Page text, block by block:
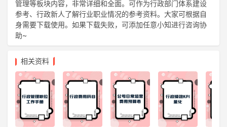
登录
注册
管理等板块内容，非常详细和全面。可作为行政部门体系建设
参考、行政新人了解行业职业情况的参考资料。大家可根据自
身需要下载使用。如果下载失败，可添加任意小知进行咨询协
助~
相关资料